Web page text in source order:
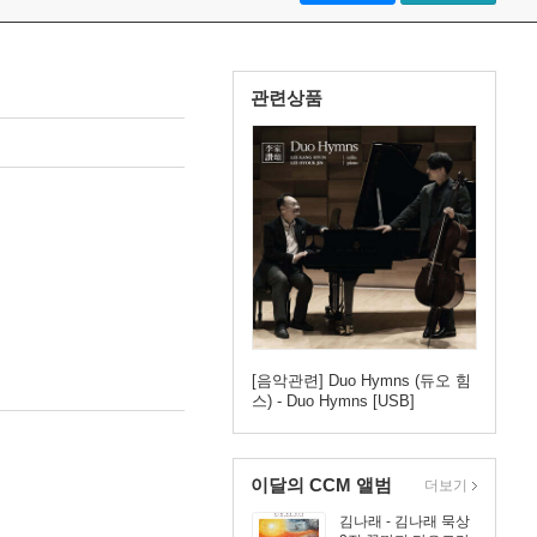
관련상품
[음악관련] Duo Hymns (듀오 힘
스) - Duo Hymns [USB]
이달의 CCM 앨범
김나래 - 김나래 묵상
더보기